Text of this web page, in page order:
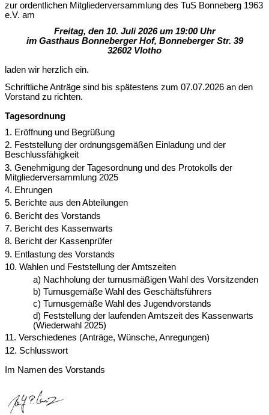
zur ordentlichen Mitgliederversammlung des TuS Bonneberg 1963
e.V. am
Freitag, den 10. Juli 2026 um 19:00 Uhr
im Gasthaus Bonneberger Hof, Bonneberger Str. 39
32602 Vlotho
laden wir herzlich ein.
Schriftliche Anträge sind bis spätestens zum 07.07.2026 an den
Vorstand zu richten.
Tagesordnung
1. Eröffnung und Begrüßung
2. Feststellung der ordnungsgemäßen Einladung und der
Beschlussfähigkeit
3. Genehmigung der Tagesordnung und des Protokolls der
Mitgliederversammlung 2025
4. Ehrungen
5. Berichte aus den Abteilungen
6. Bericht des Vorstands
7. Bericht des Kassenwarts
8. Bericht der Kassenprüfer
9. Entlastung des Vorstands
10. Wahlen und Feststellung der Amtszeiten
a) Nachholung der turnusmäßigen Wahl des Vorsitzenden
b) Turnusgemäße Wahl des Geschäftsführers
c) Turnusgemäße Wahl des Jugendvorstands
d) Feststellung der laufenden Amtszeit des Kassenwarts
(Wiederwahl 2025)
11. Verschiedenes (Anträge, Wünsche, Anregungen)
12. Schlusswort
Im Namen des Vorstands